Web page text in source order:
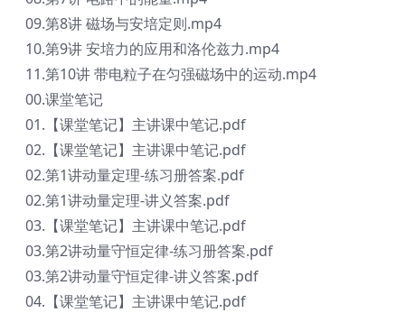
09.第8讲 磁场与安培定则.mp4
10.第9讲 安培力的应用和洛伦兹力.mp4
11.第10讲 带电粒子在匀强磁场中的运动.mp4
00.课堂笔记
01.【课堂笔记】主讲课中笔记.pdf
02.【课堂笔记】主讲课中笔记.pdf
02.第1讲动量定理-练习册答案.pdf
02.第1讲动量定理-讲义答案.pdf
03.【课堂笔记】主讲课中笔记.pdf
03.第2讲动量守恒定律-练习册答案.pdf
03.第2讲动量守恒定律-讲义答案.pdf
04.【课堂笔记】主讲课中笔记.pdf